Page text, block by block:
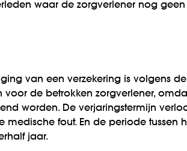
waar de zorgverlener nog geen
van een verzekering is volgens de
voor de betrokken zorgverlener,
worden. De verjarings­termijn
fout. En de periode
jaar.